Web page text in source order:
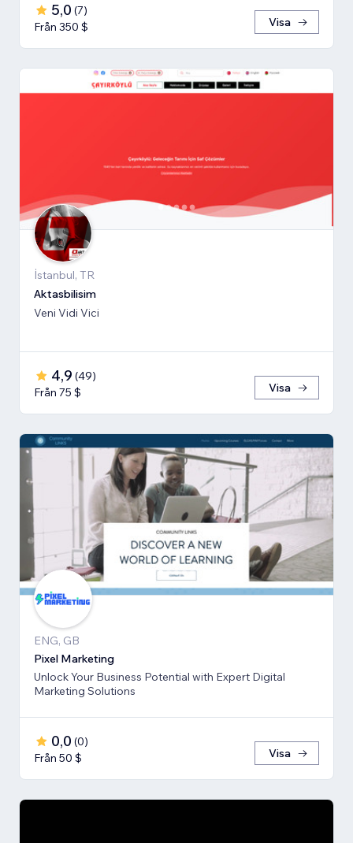
5,0 (7)
Från 350 $
Visa
İstanbul, TR
Aktasbilisim
Veni Vidi Vici
4,9 (49)
Från 75 $
Visa
ENG, GB
Pixel Marketing
Unlock Your Business Potential with Expert Digital
Marketing Solutions
0,0 (0)
Från 50 $
Visa